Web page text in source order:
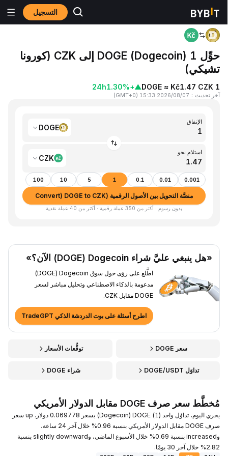
التسجيل المنزٍل DOGE to CZK
حوِّل 1 DOGE (Dogecoin) إلى CZK (كورونا
تشيكي)
1 DOGE ≈ Kč1.47 CZK
▲
+1.30%
24h
آخر تحديث：
2026/08/07 15:33
(
GMT+0
)
الإنفاق
DOGE
استلام نحو
CZK
0.001
0.01
0.1
1
5
10
100
منصَّة التحويل بين الأصول الرقمية (Convert) DOGE to CZK
بدون رسوم · أكثر من 350 عملة رقمية · أكثر من 40 عملة نقدية
«هل ينبغي عليَّ شراء Dogecoin ‏(DOGE) الآن؟»
اطَّلع على رؤى حول سوق Dogecoin ‏(DOGE)
مدعومة بالذكاء الاصطناعي وتحليل مباشر لسعر
DOGE مقابل CZK.
اطرح أسئلة على بوت الدردشة الذكي TradeGPT
سعر DOGE توقُّعات الأسعار
تداوَل DOGE/USDT شراء DOGE
مُخطَّط سعر صرف DOGE مقابل الدولار الأمريكي
يجري اليوم، تداوُل واحد (1) DOGE ‏(Dogecoin) بسعر 0.069778 دولار. up سعر
صرف DOGE مقابل الدولار الأمريكي بنسبة 0.96% خلال آخر 24 ساعة،
وincreased بنسبة 0.69% خلال الأسبوع الماضي، وslightly downward بنسبة
2.82% خلال آخر 30 يومًا.